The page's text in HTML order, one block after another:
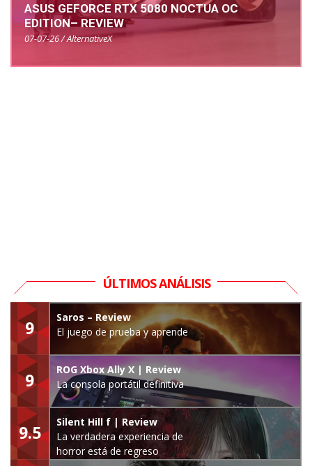
ASUS GEFORCE RTX 5080 NOCTUA OC
EDITION– REVIEW
07-07-26 / AlternativeX
ÚLTIMOS ANÁLISIS
9
Saros – Review
El juego de prueba y aprende
9
ROG Xbox Ally X | Review
La consola portátil definitiva
9.5
Silent Hill f | Review
La verdadera experiencia de
horror está de regreso